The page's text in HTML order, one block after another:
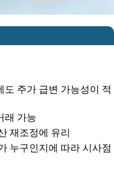
도 주가 급변 가능성이 적
래 가능
재조정에 유리
누구인지에 따라 시사점